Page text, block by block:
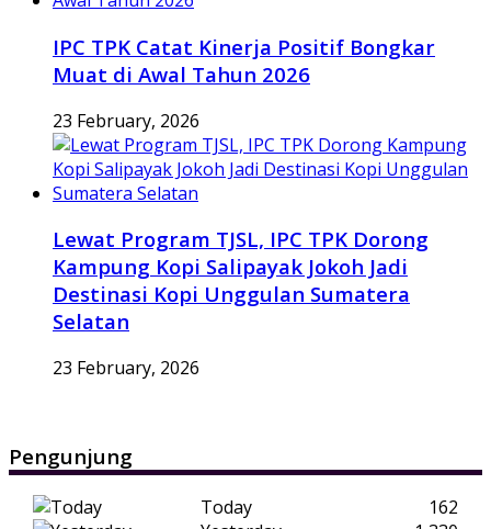
IPC TPK Catat Kinerja Positif Bongkar
Muat di Awal Tahun 2026
23 February, 2026
Lewat Program TJSL, IPC TPK Dorong
Kampung Kopi Salipayak Jokoh Jadi
Destinasi Kopi Unggulan Sumatera
Selatan
23 February, 2026
Pengunjung
Today
162